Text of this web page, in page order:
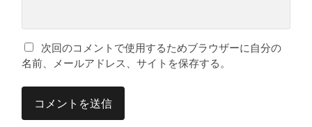
次回のコメントで使用するためブラウザーに自分の
名前、メールアドレス、サイトを保存する。